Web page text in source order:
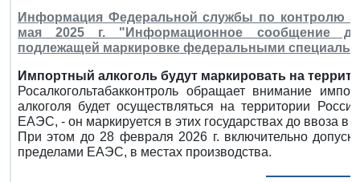
Информация Федеральной службы по контролю
мая 2025 г. "Информационное сообщение
подлежащей маркировке федеральными
Импортный алкоголь будут маркировать на
Росалкогольтабакконтроль обращает внимание
алкоголя будет осуществляться на территории
ЕАЭС, - он маркируется в этих государствах до ввоза в
При этом до 28 февраля 2026 г. включительно
пределами ЕАЭС, в местах производства.